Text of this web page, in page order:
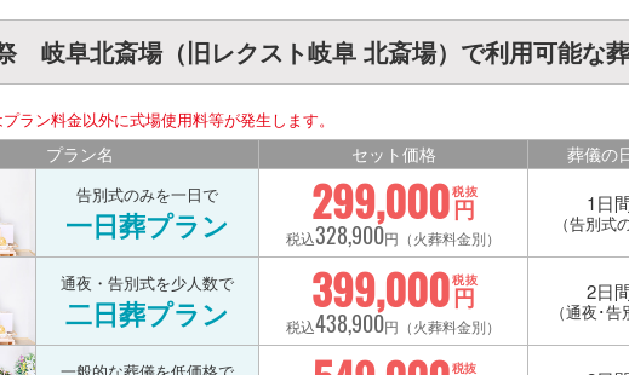
岐阜北斎場（旧レクスト岐阜 北斎場）で利用可能な
ラン料金以外に式場使用料等が発生します。
プラン名 セット価格 葬儀の
告別式のみを一日で
一日葬プラン 299,000円
税抜
税込328,900円（火葬料金別）
1日
（告別式
通夜・告別式を少人数で
二日葬プラン 399,000円
税抜
税込438,900円（火葬料金別）
2日
（通夜･告
税抜